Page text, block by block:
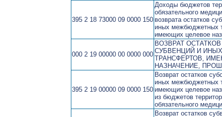
395 2 18 73000 09 0000 150
Доходы бюджетов
обязательного
возврата остатков
иных межбюджетных
имеющих целевое
000 2 19 00000 00 0000 000
ВОЗВРАТ
СУБВЕНЦИЙ И
ТРАНСФЕРТОВ,
НАЗНАЧЕНИЕ,
395 2 19 00000 09 0000 150
Возврат остатков
иных межбюджетных
имеющих целевое
из бюджетов
обязательного
Возврат остатков